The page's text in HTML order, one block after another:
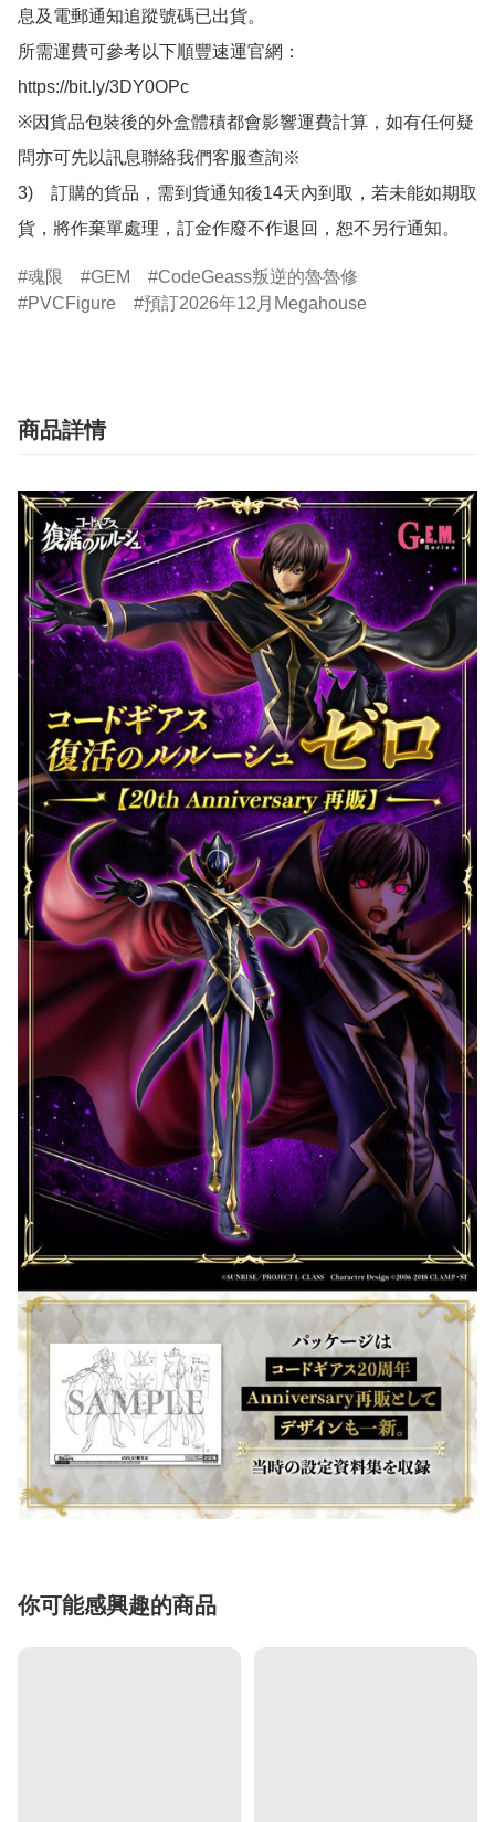
息及電郵通知追蹤號碼已出貨。
所需運費可參考以下順豐速運官網：
https://bit.ly/3DY0OPc
※因貨品包裝後的外盒體積都會影響運費計算，如有任何疑
問亦可先以訊息聯絡我們客服查詢※
3)　訂購的貨品，需到貨通知後14天內到取，若未能如期取
貨，將作棄單處理，訂金作廢不作退回，恕不另行通知。
魂限 GEM
CodeGeass叛逆的魯魯修
PVCFigure
預訂2026年12月Megahouse
商品詳情
你可能感興趣的商品